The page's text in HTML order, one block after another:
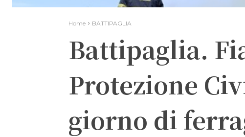
Home BATTIPAGLIA
Battipaglia.
Protezione
giorno di